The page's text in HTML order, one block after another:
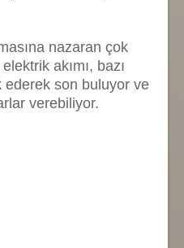
nazaran çok
akımı, bazı
son buluyor ve
verebiliyor.